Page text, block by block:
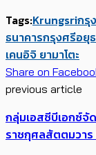
Tags:Krungsriกรุ
ธนาคารกรุงศรีอยุ
เคนอิจิ ยามาโตะ
Share on
previous article
กลุ่มเอสซีบีเอกซ์จั
ราชกุศลสัตตมวา